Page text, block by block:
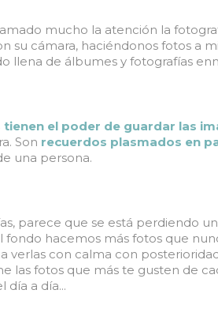
mucho la atención la
su cámara, haciéndonos fotos a
llena de álbumes y fotografías
el poder de guardar las
Son recuerdos plasmados en
una persona.
parece que se está perdiendo
fondo hacemos más fotos que
verlas con calma con
las fotos que más te gusten de
día a día...